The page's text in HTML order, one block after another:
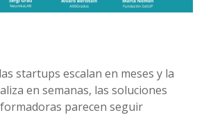
startups escalan en meses y la
en semanas, las soluciones
parecen seguir